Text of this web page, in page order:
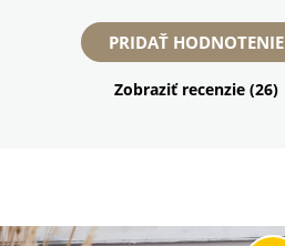
PRIDAŤ HODNOTENIE
Zobraziť recenzie (26)